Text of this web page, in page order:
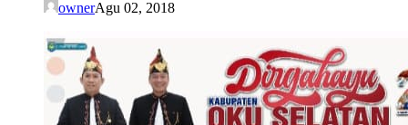
ownerAgu 02, 2018